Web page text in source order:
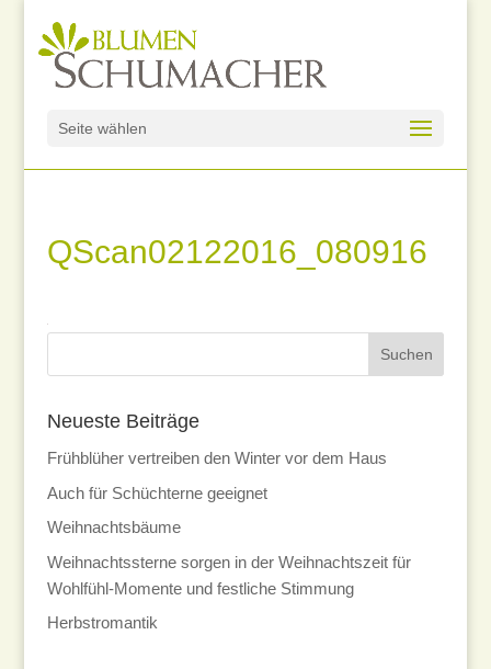
Seite wählen
QScan02122016_080916
Neueste Beiträge
Frühblüher vertreiben den Winter vor dem Haus
Auch für Schüchterne geeignet
Weihnachtsbäume
Weihnachtssterne sorgen in der Weihnachtszeit für
Wohlfühl-Momente und festliche Stimmung
Herbstromantik